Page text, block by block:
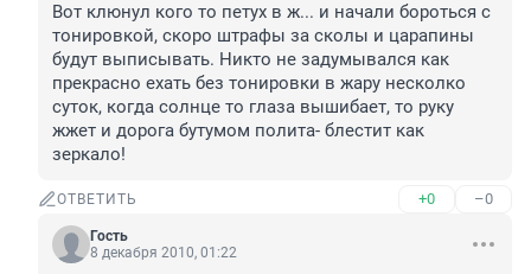
Вот клюнул кого то петух в ж... и начали бороться с
тонировкой, скоро штрафы за сколы и царапины
будут выписывать. Никто не задумывался как
прекрасно ехать без тонировки в жару несколко
суток, когда солнце то глаза вышибает, то руку
жжет и дорога бутумом полита- блестит как
зеркало!
ОТВЕТИТЬ +0 –0
Гость
8 декабря 2010, 01:22